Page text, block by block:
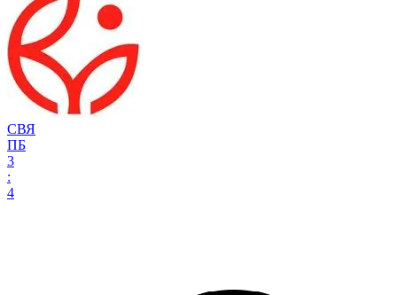
СВЯ
ПБ
3
:
4